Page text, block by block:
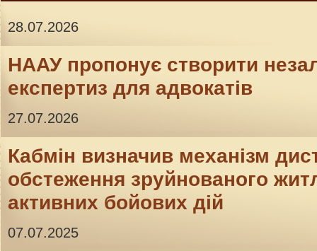
28.07.2026
НААУ пропонує створити
експертиз для адвокатів
27.07.2026
Кабмін визначив механізм
обстеження зруйнованого
активних бойових дій
07.07.2025